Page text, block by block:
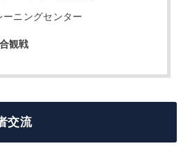
ーニングセンター
観戦
交流